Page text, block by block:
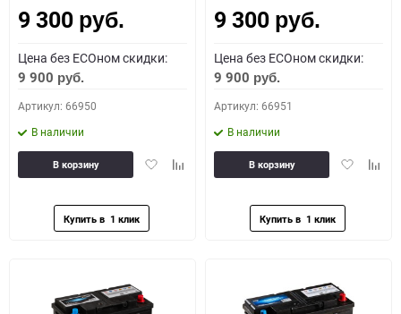
9 300 руб.
Цена без ECOном скидки:
9 900 руб.
Артикул: 66950
В наличии
ДобавитьДобавить
В корзину
9 300 руб.
Цена без ECOном скидки:
9 900 руб.
Артикул: 66951
В наличии
Добавить
В корзину